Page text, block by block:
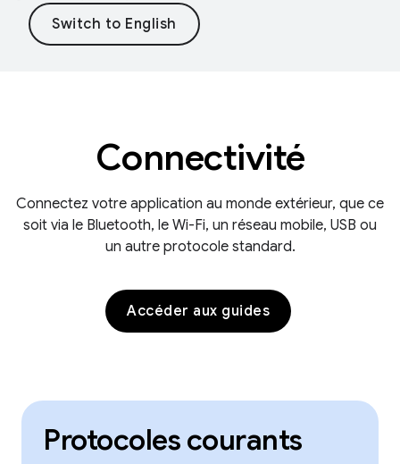
Connectivité
Connectez votre application au monde extérieur, que ce
soit via le Bluetooth, le Wi-Fi, un réseau mobile, USB ou
un autre protocole standard.
Accéder aux guides
Protocoles courants